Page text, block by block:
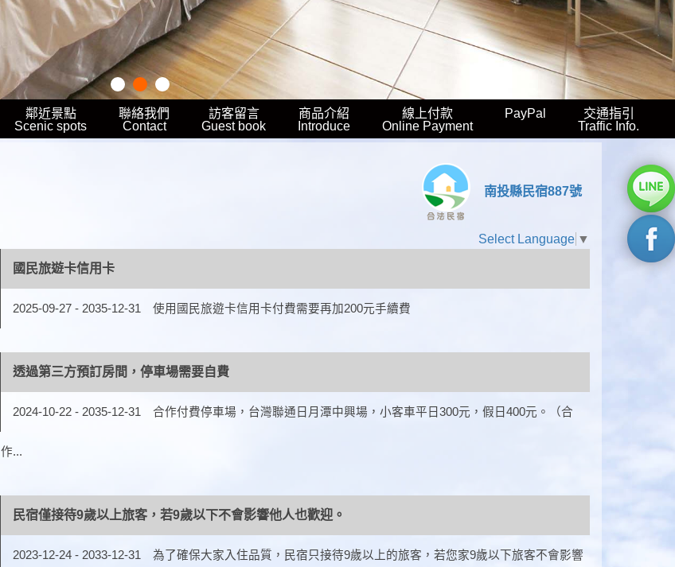
鄰近景點
Scenic spots
聯絡我們
Contact
訪客留言
Guest book
商品介紹
Introduce
線上付款
Online Payment
PayPal
交通指引
Traffic Info.
南投縣民宿887號
Select Language ▼
國民旅遊卡信用卡
2025-09-27 - 2035-12-31 使用國民旅遊卡信用卡付費需要再加200元手續費
透過第三方預訂房間，停車場需要自費
2024-10-22 - 2035-12-31 合作付費停車場，台灣聯通日月潭中興場，小客車平日300元，假日400元。（合
作...
民宿僅接待9歲以上旅客，若9歲以下不會影響他人也歡迎。
2023-12-24 - 2033-12-31 為了確保大家入住品質，民宿只接待9歲以上的旅客，若您家9歲以下旅客不會影響